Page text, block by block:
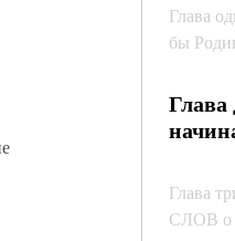
Глава
бы
Глава
Глава
СЛОВ о